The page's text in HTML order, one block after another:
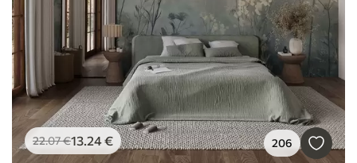
22.07€13.24€ 206